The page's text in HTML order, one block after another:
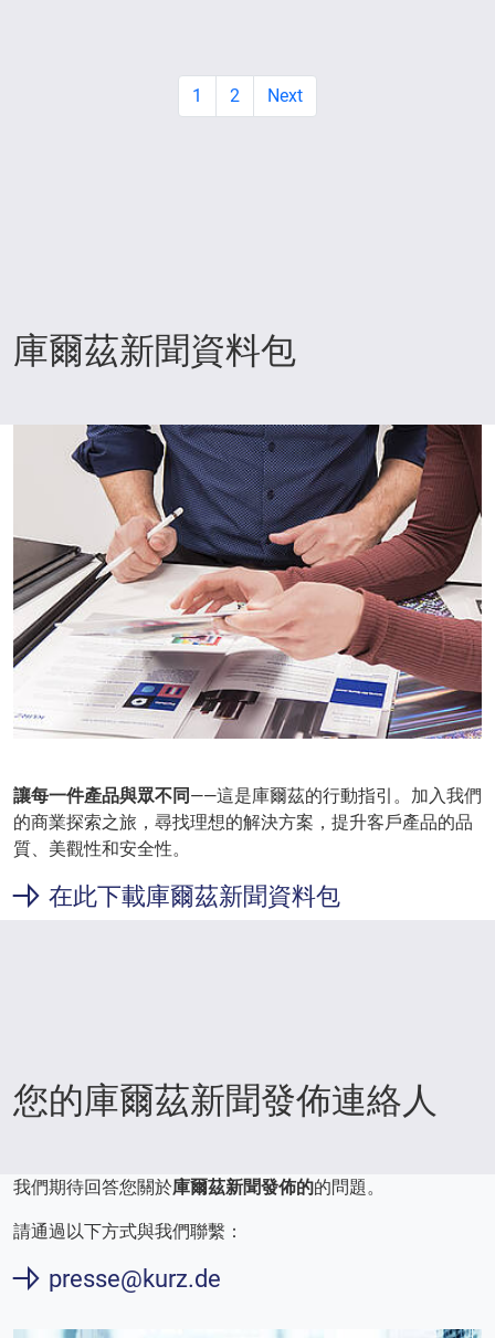
1 2 Next
庫爾茲新聞資料包
讓每一件產品與眾不同——這是庫爾茲的行動指引。加入我們
的商業探索之旅，尋找理想的解決方案，提升客戶產品的品
質、美觀性和安全性。
在此下載庫爾茲新聞資料包
您的庫爾茲新聞發佈連絡人
我們期待回答您關於庫爾茲新聞發佈的的問題。
請通過以下方式與我們聯繫：
presse@kurz.de